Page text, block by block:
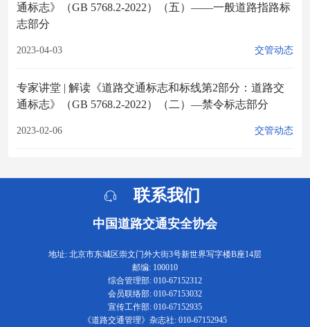
通标志》（GB 5768.2-2022）（五）——一般道路指路标
志部分
2023-04-03 交管动态
专家讲堂 | 解读《道路交通标志和标线第2部分：道路交
通标志》（GB 5768.2-2022）（二）—禁令标志部分
2023-02-06 交管动态
联系我们
中国道路交通安全协会
地址: 北京市东城区崇文门外大街3号新世界写字楼B座14层
邮编: 100010
综合管理部: 010-67152312
会员联络部: 010-67153032
宣传工作部: 010-67152935
《道路交通管理》杂志社: 010-67152945